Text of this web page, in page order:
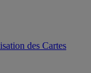
des Cartes